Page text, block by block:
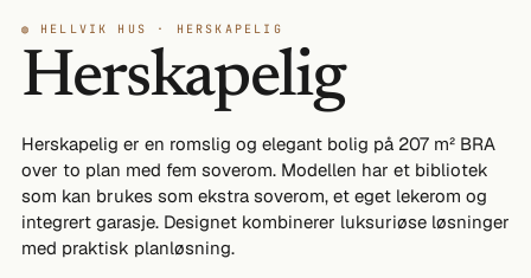
◍ HELLVIK HUS · HERSKAPELIG
Herskapelig
Herskapelig er en romslig og elegant bolig på 207 m² BRA
over to plan med fem soverom. Modellen har et bibliotek
som kan brukes som ekstra soverom, et eget lekerom og
integrert garasje. Designet kombinerer luksuriøse løsninger
med praktisk planløsning.